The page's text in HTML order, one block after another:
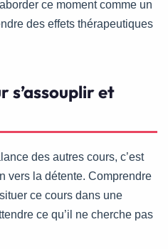
ce moment comme un
des effets thérapeutiques
s’assouplir et
des autres cours, c’est
vers la détente. Comprendre
ce cours dans une
ce qu’il ne cherche pas